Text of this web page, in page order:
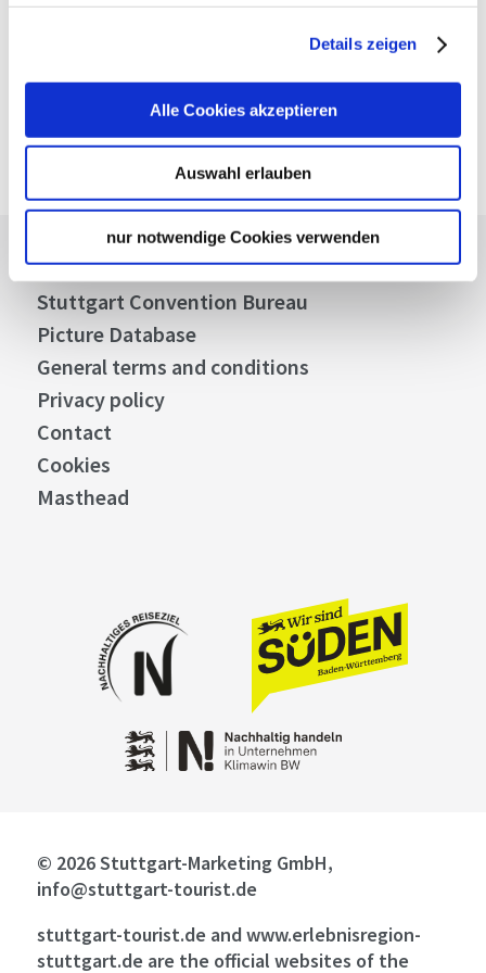
Details zeigen
Alle Cookies akzeptieren
Auswahl erlauben
nur notwendige Cookies verwenden
DB timetable information
Google Maps Route
Press
Stuttgart Convention Bureau
Picture Database
General terms and conditions
Privacy policy
Contact
Cookies
Masthead
© 2026 Stuttgart-Marketing GmbH,
info@stuttgart-tourist.de
stuttgart-tourist.de and www.erlebnisregion-
stuttgart.de are the official websites of the